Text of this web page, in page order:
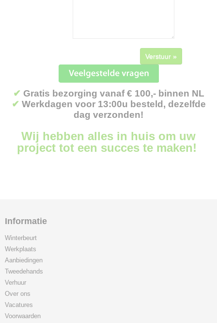
Verstuur »
✔ Gratis bezorging vanaf € 100,- binnen NL
✔ Werkdagen voor 13:00u besteld, dezelfde
dag verzonden!
Wij hebben alles in huis om uw
project tot een succes te maken!
Informatie
Winterbeurt
Werkplaats
Aanbiedingen
Tweedehands
Verhuur
Over ons
Vacatures
Voorwaarden